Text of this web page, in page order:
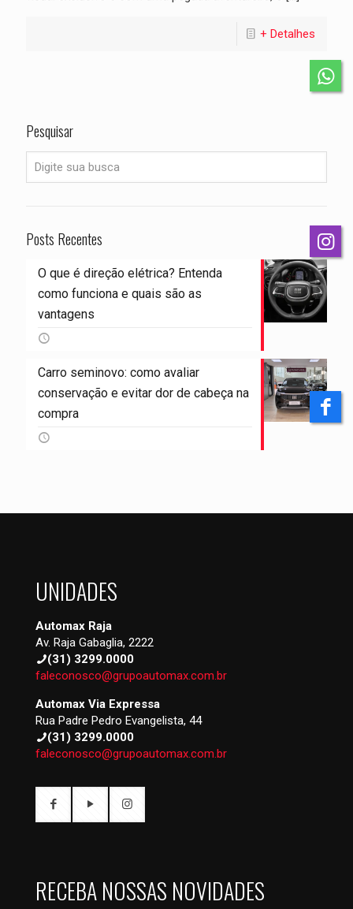
+ Detalhes
Pesquisar
Posts Recentes
O que é direção elétrica? Entenda
como funciona e quais são as
vantagens
Carro seminovo: como avaliar
conservação e evitar dor de cabeça na
compra
UNIDADES
Automax Raja
Av. Raja Gabaglia, 2222
(31) 3299.0000
faleconosco@grupoautomax.com.br
Automax Via Expressa
Rua Padre Pedro Evangelista, 44
(31) 3299.0000
faleconosco@grupoautomax.com.br
RECEBA NOSSAS NOVIDADES